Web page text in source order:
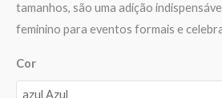
tamanhos, são uma adição
feminino para eventos formais e
Cor